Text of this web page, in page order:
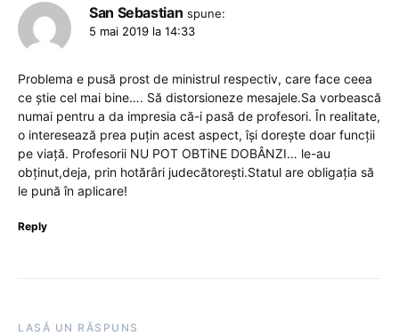
San Sebastian spune:
5 mai 2019 la 14:33
Problema e pusă prost de ministrul respectiv, care face ceea
ce știe cel mai bine…. Să distorsioneze mesajele.Sa vorbească
numai pentru a da impresia că-i pasă de profesori. În realitate,
o interesează prea puțin acest aspect, își dorește doar funcții
pe viață. Profesorii NU POT OBTiNE DOBÂNZI… le-au
obținut,deja, prin hotărâri judecătorești.Statul are obligația să
le pună în aplicare!
Reply
LASĂ UN RĂSPUNS